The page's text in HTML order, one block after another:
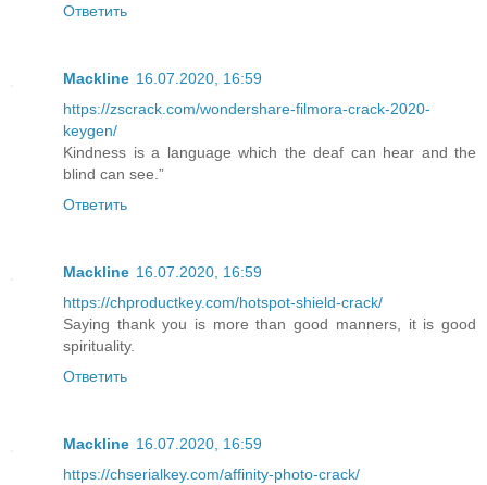
Ответить
Mackline 16.07.2020, 16:59
https://zscrack.com/wondershare-filmora-crack-2020-
keygen/
Kindness is a language which the deaf can hear and the
blind can see.”
Ответить
Mackline 16.07.2020, 16:59
https://chproductkey.com/hotspot-shield-crack/
Saying thank you is more than good manners, it is good
spirituality.
Ответить
Mackline 16.07.2020, 16:59
https://chserialkey.com/affinity-photo-crack/